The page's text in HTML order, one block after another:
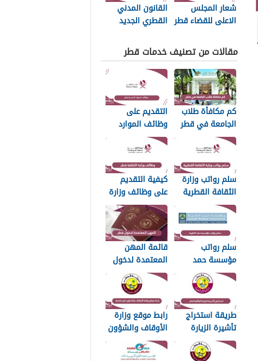
شعار المجلس
الاعلى للقضاء قطر
القانون المدني
القطري الجديد
مقالات من تصنيف خدمات قطر
كم مكافأة طلاب
الجامعة في قطر
2026
التقديم على
وظائف الموارد
البشرية قطر 2026
سلم رواتب وزارة
الثقافة القطرية
2026
كيفية التقديم
على وظائف وزارة
الثقافة في قطر
2026
سلم رواتب
مؤسسة حمد
الطبية 2026
قائمة المهن
المعتمدة لدخول
قطر 2026
طريقة استخراج
تأشيرة الزيارة
العائلية في قطر
2026
رابط موقع وزارة
الأوقاف والشؤون
الإسلامية
islam.gov.qa